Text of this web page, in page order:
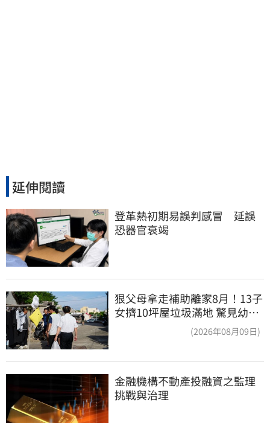
延伸閱讀
登革熱初期易誤判感冒　延誤
恐器官衰竭
狠父母拿走補助離家8月！13子
女擠10坪屋垃圾滿地 驚見幼童
(2026年08月09日)
金融機構不動產投融資之監理
挑戰與治理